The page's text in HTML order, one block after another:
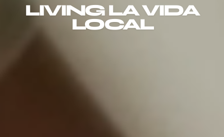
LIVING LA VIDA
LOCAL